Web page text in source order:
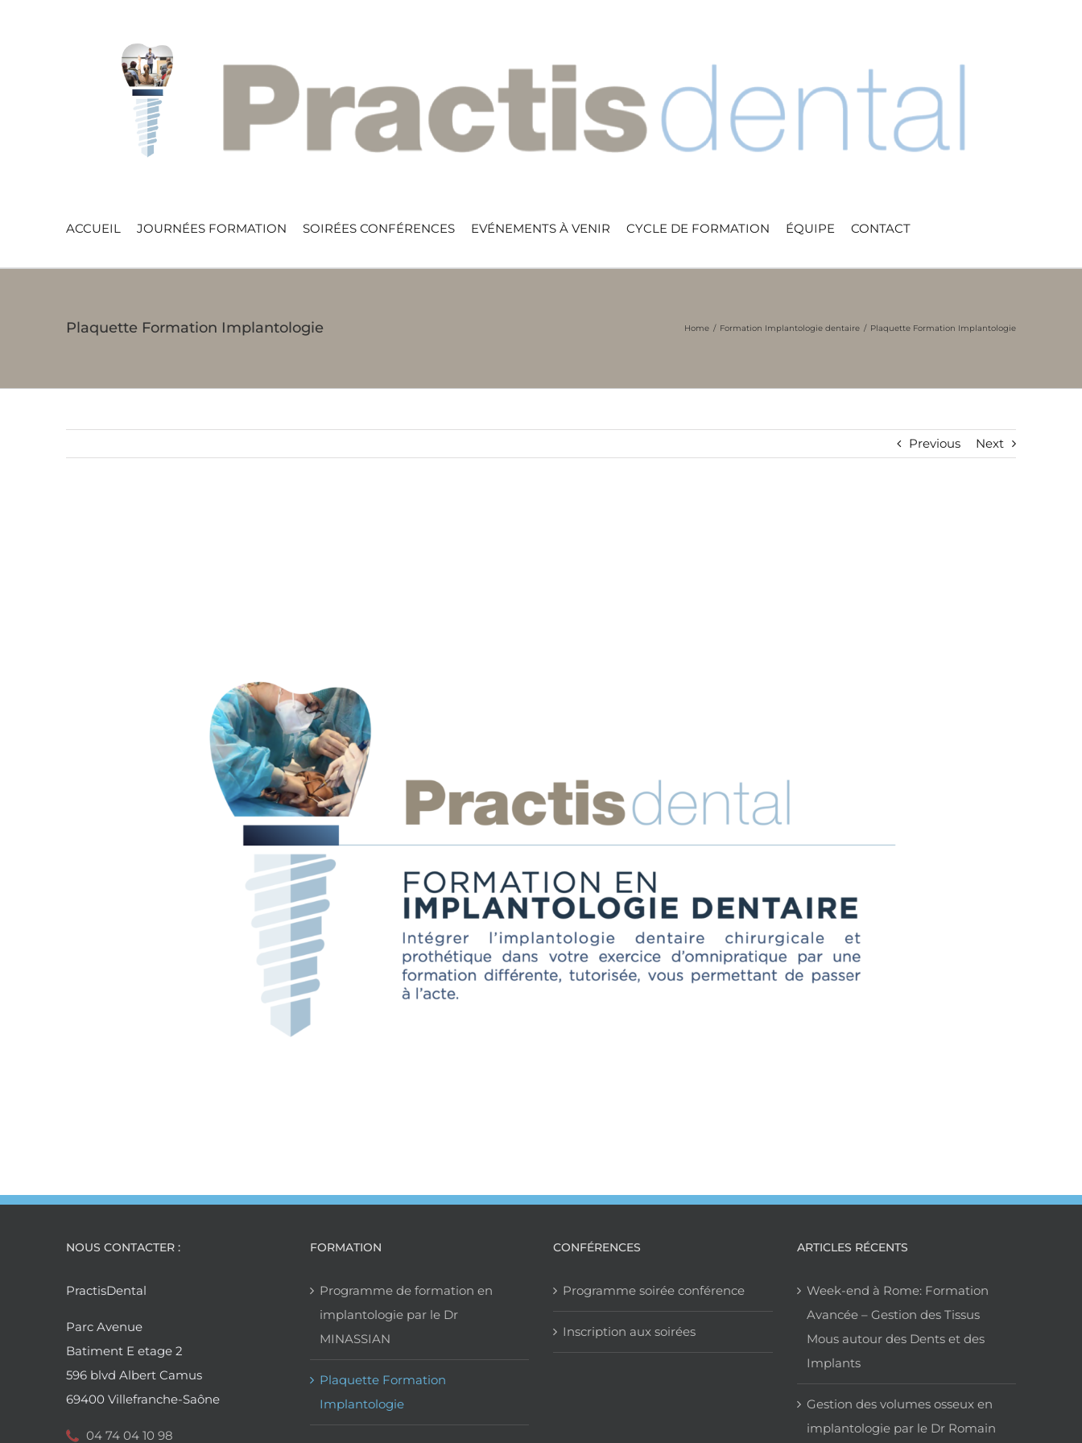
ACCUEIL JOURNÉES FORMATION SOIRÉES CONFÉRENCES EVÉNEMENTS À VENIR CYCLE DE FORMATION ÉQUIPE CONTACT
Plaquette Formation Implantologie Home Formation Implantologie dentaire Plaquette Formation Implantologie
Previous Next
NOUS CONTACTER :
PractisDental
Parc Avenue
Batiment E etage 2
596 blvd Albert Camus
69400 Villefranche-Saône
04 74 04 10 98
FORMATION
Programme de formation en
implantologie par le Dr
MINASSIAN
Plaquette Formation
Implantologie
CONFÉRENCES
Programme soirée conférence
Inscription aux soirées
ARTICLES RÉCENTS
Week-end à Rome: Formation
Avancée – Gestion des Tissus
Mous autour des Dents et des
Implants
Gestion des volumes osseux en
implantologie par le Dr Romain